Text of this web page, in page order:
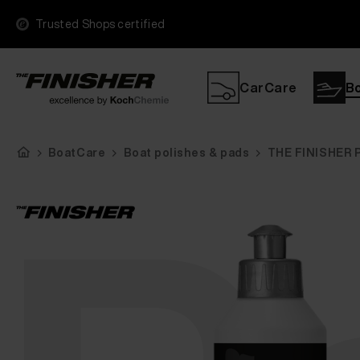
Trusted Shops certified
CarCare
BoatCare Boat polishes & pads THE